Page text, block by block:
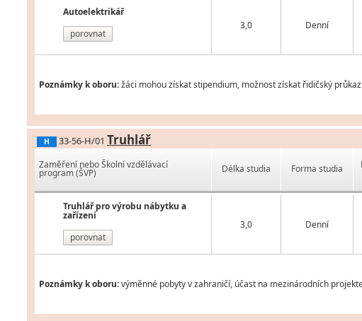
Autoelektrikář
porovnat
3,0 Denní
Poznámky k oboru:žáci mohou získat stipendium, možnost získat řidičský
H 33-56-H/01 Truhlář
Zaměření nebo Školní vzdělávací
program (ŠVP)
Truhlář pro výrobu nábytku a
zařízení
porovnat
Délka studia Forma studia
3,0 Denní
Poznámky k oboru:výměnné pobyty v zahraničí, účast na mezinárodních